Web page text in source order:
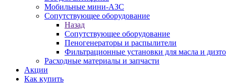
Мобильные мини-АЗС
Сопутствующее оборудование
Назад
Сопутствующее оборудование
Пеногенераторы и распылители
Фильтрационные установки для масла и
Расходные материалы и запчасти
Акции
Как купить